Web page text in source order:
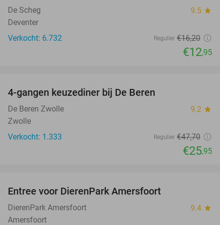
De Scheg 9.5 star
Deventer
Verkocht: 6.732
Regulier €16,20
€12,95
4-gangen keuzediner bij De Beren
De Beren Zwolle 9.2 star
Zwolle
Verkocht: 1.333
Regulier €47,70
€25,95
Entree voor DierenPark Amersfoort
DierenPark Amersfoort 9.4 star
Amersfoort